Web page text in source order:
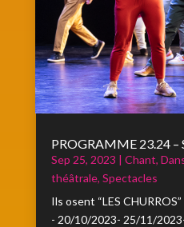
PROGRAMME 23.24 –
Sep 25, 2023 | Chant,
théâtrale, Spectacles
Ils osent “LES
- 20/10/2023- 25/11/